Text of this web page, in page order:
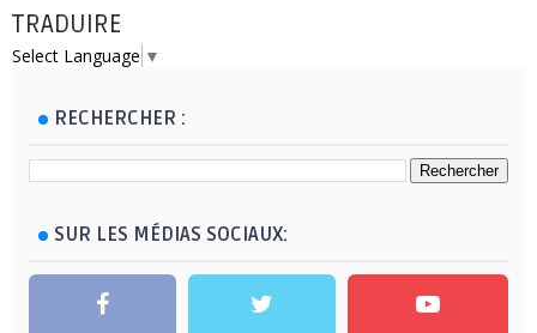
TRADUIRE
Select Language ▼
RECHERCHER :
SUR LES MÉDIAS SOCIAUX: